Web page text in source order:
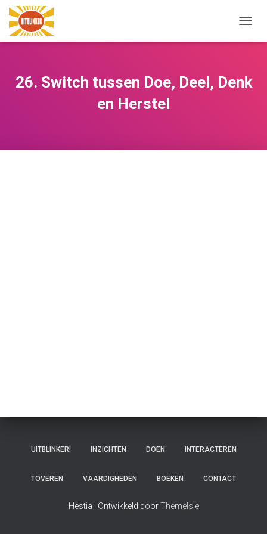
26. Switch tussen Doe, Deel, Denk
en Herstel
UITBLINKER! INZICHTEN DOEN INTERACTEREN
TOVEREN VAARDIGHEDEN BOEKEN CONTACT
Hestia | Ontwikkeld doorThemeIsle